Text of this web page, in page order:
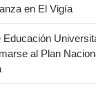
en El Vigía
Educación
al Plan